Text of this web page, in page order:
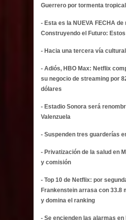
Guerrero por tormenta
- Esta es la NUEVA FECHA
Construyendo el Futuro:
- Hacia una tercera vía cultural
- Adiós, HBO Max: Netflix
su negocio de streaming por
dólares
- Estadio Sonora será
Valenzuela
- Suspenden tres guarderías
- Privatización de la salud en
y comisión
- Top 10 de Netflix: por
Frankenstein arrasa con 33.8
y domina el ranking
- Se encienden las alarmas